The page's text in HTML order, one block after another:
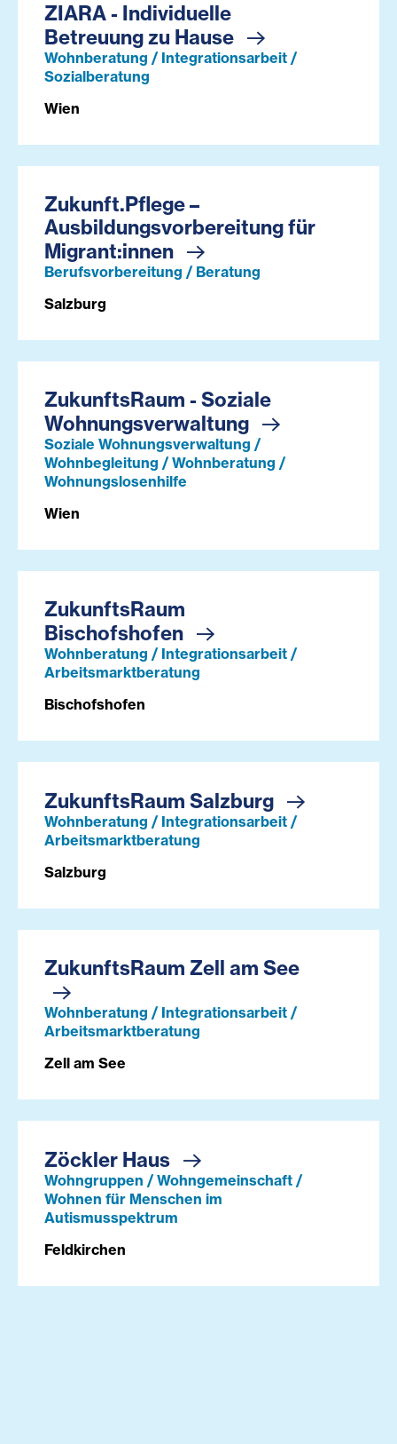
ZIARA - Individuelle
Betreuung zu Hause
Wohnberatung / Integrationsarbeit /
Sozialberatung
Wien
Zukunft.Pflege –
Ausbildungsvorbereitung für
Migrant:innen
Berufsvorbereitung / Beratung
Salzburg
ZukunftsRaum - Soziale
Wohnungsverwaltung
Soziale Wohnungsverwaltung /
Wohnbegleitung / Wohnberatung /
Wohnungslosenhilfe
Wien
ZukunftsRaum
Bischofshofen
Wohnberatung / Integrationsarbeit /
Arbeitsmarktberatung
Bischofshofen
ZukunftsRaum Salzburg
Wohnberatung / Integrationsarbeit /
Arbeitsmarktberatung
Salzburg
ZukunftsRaum Zell am See
Wohnberatung / Integrationsarbeit /
Arbeitsmarktberatung
Zell am See
Zöckler Haus
Wohngruppen / Wohngemeinschaft /
Wohnen für Menschen im
Autismusspektrum
Feldkirchen